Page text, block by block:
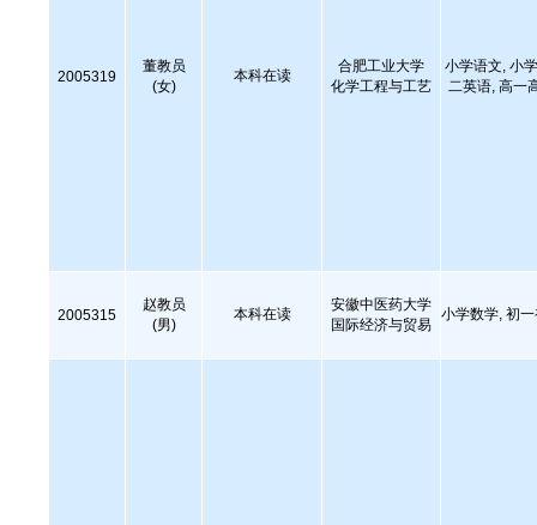
2005319
董教员
(女)
本科在读
合肥工业大学
化学工程与工艺
小学语文, 小
二英语, 高一
2005315
赵教员
(男)
本科在读
安徽中医药大学
国际经济与贸易
小学数学, 初